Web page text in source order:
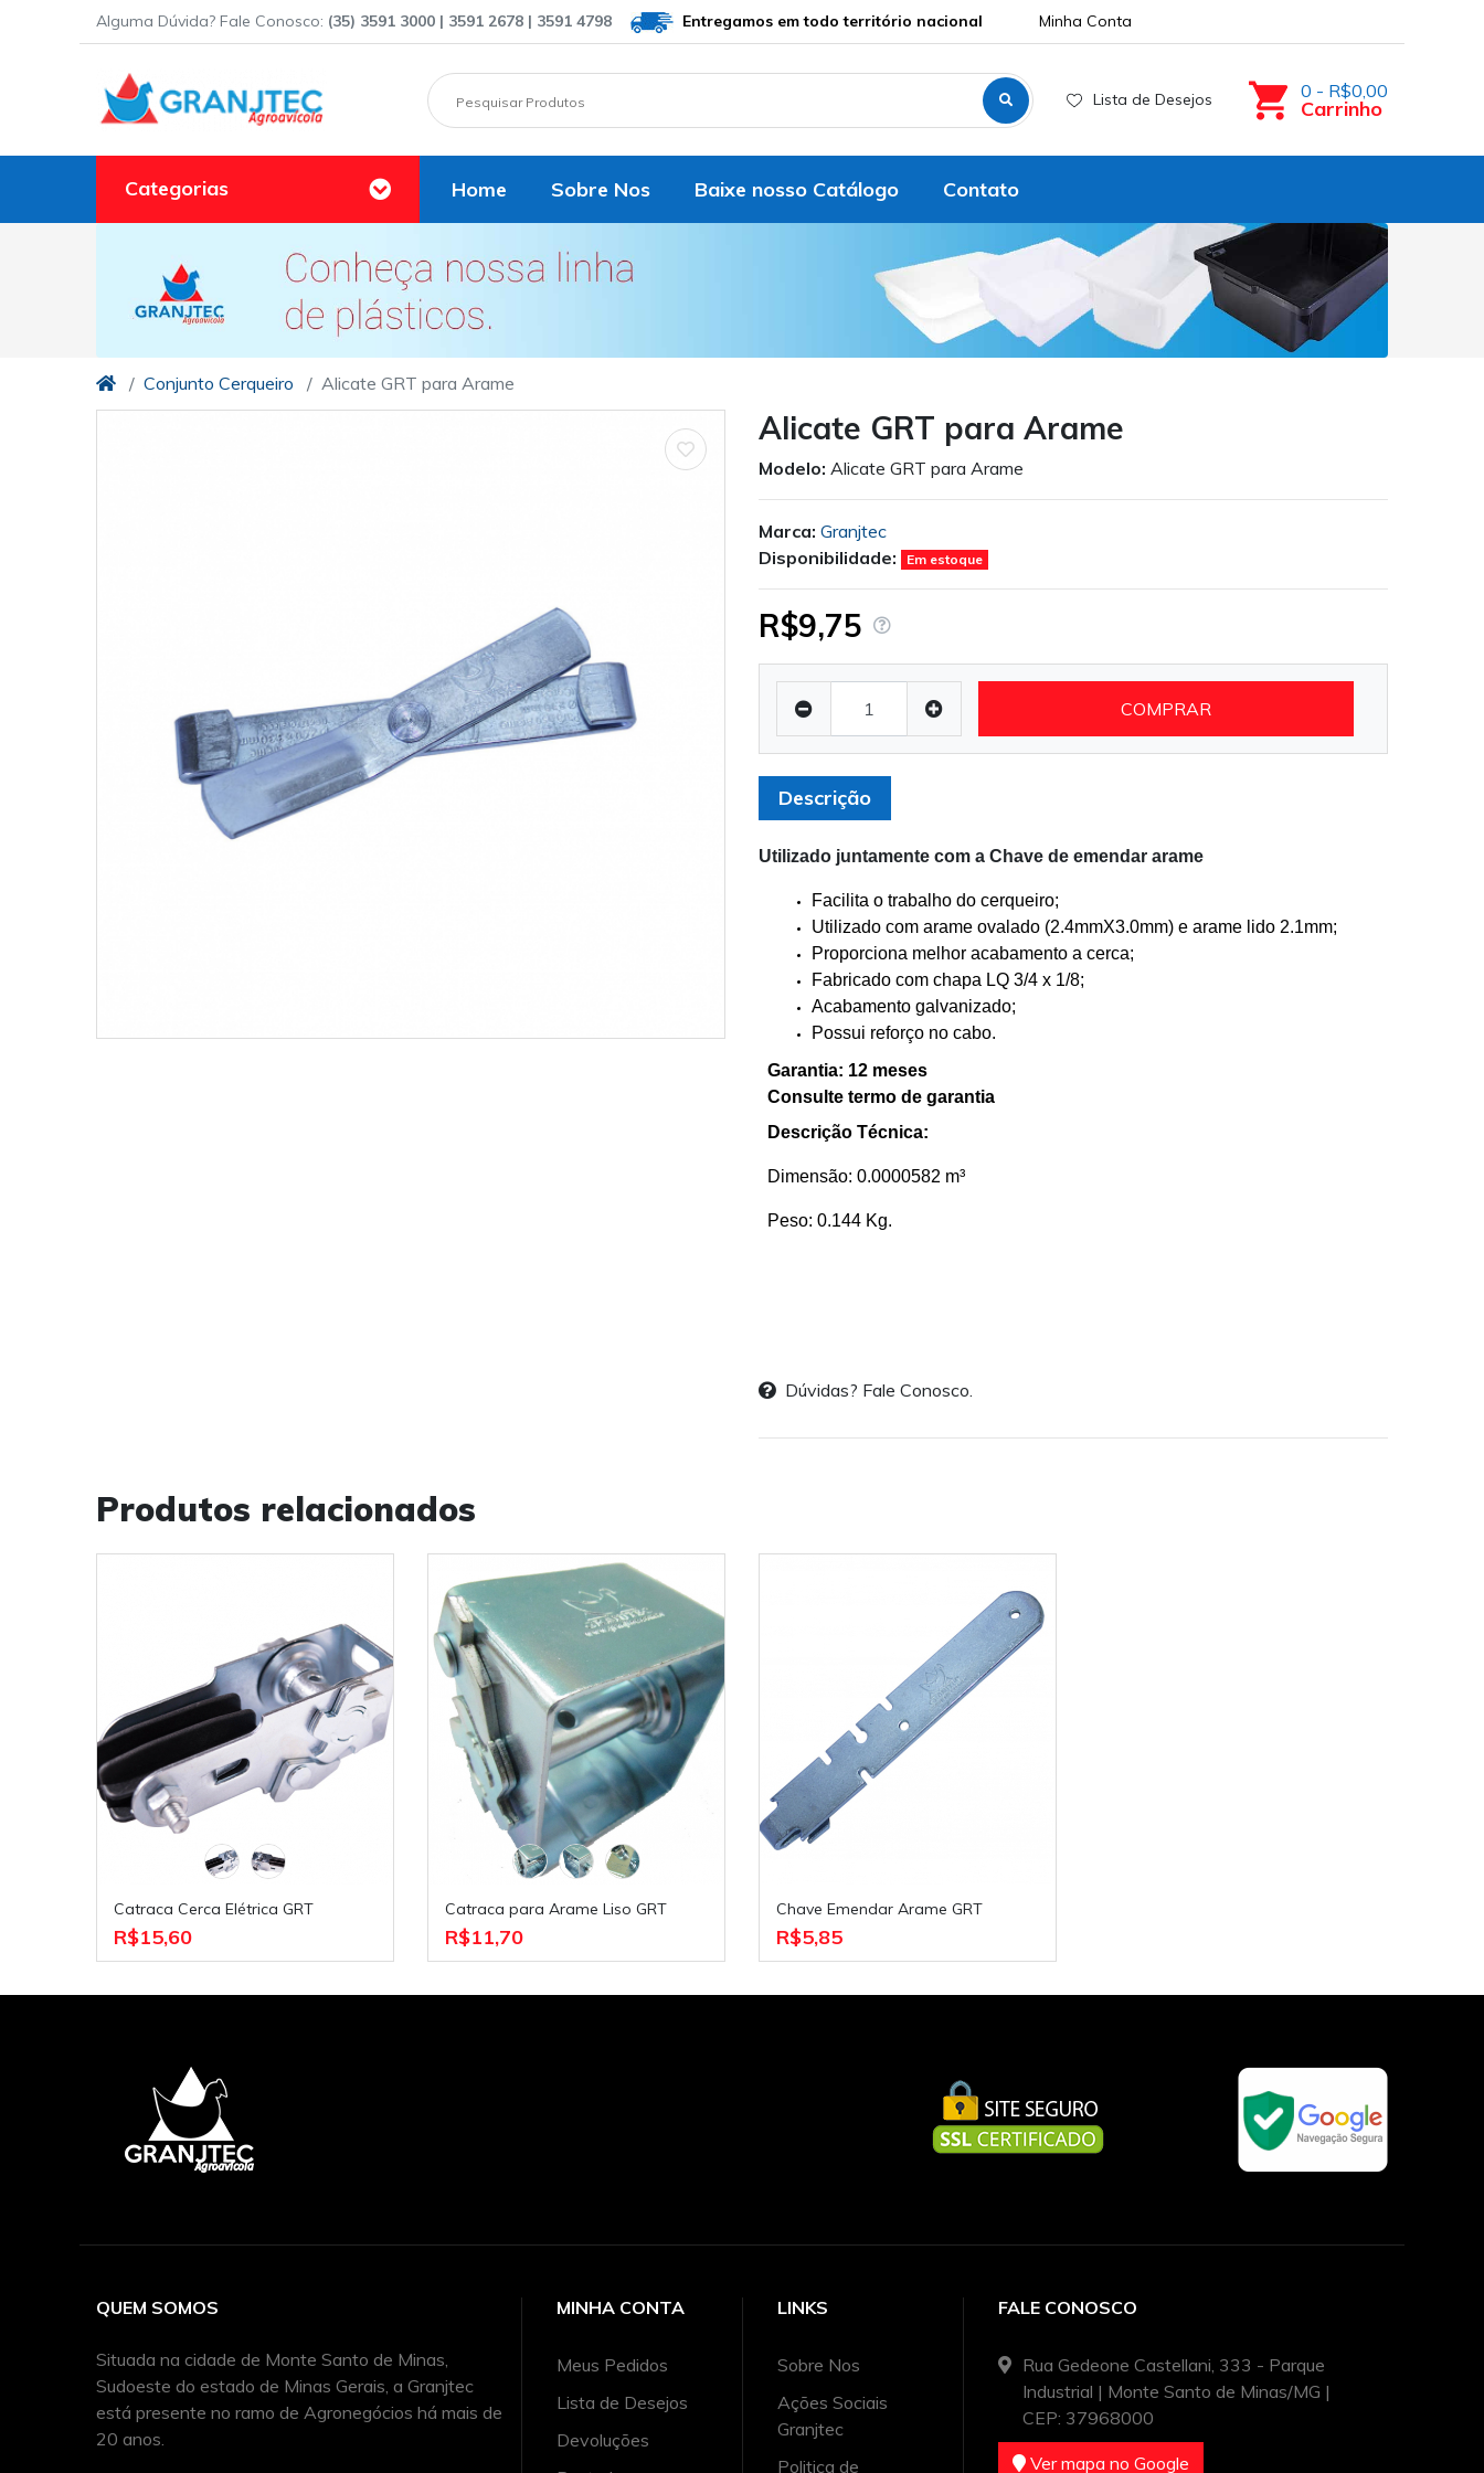
Alguma Dúvida? Fale Conosco: (35) 3591 3000 | 3591 2678 | 3591 4798 Entregamos em todo território nacional Minha Conta
Lista de Desejos Carrinho
0 - R$0,00
Categorias Home Sobre Nos Baixe nosso Catálogo Contato
Conjunto Cerqueiro Alicate GRT para Arame
Alicate GRT para Arame
Modelo: Alicate GRT para Arame
Descrição
Utilizado juntamente com a Chave de emendar arame
Facilita o trabalho do cerqueiro;
Utilizado com arame ovalado (2.4mmX3.0mm) e arame lido 2.1mm;
Proporciona melhor acabamento a cerca;
Fabricado com chapa LQ 3/4 x 1/8;
Acabamento galvanizado;
Possui reforço no cabo.
Garantia: 12 meses
Consulte termo de garantia
Descrição Técnica:
Dimensão: 0.0000582 m³
Peso: 0.144 Kg.
Marca: Granjtec
Disponibilidade:
Em estoque
R$9,75
COMPRAR
Dúvidas? Fale Conosco.
Produtos relacionados
Catraca Cerca Elétrica GRT
R$15,60
Catraca para Arame Liso GRT
R$11,70
Chave Emendar Arame GRT
R$5,85
QUEM SOMOS
Situada na cidade de Monte Santo de Minas,
Sudoeste do estado de Minas Gerais, a Granjtec
está presente no ramo de Agronegócios há mais de
20 anos.
MINHA CONTA
Meus Pedidos
Lista de Desejos
Devoluções
LINKS
Sobre Nos
Ações Sociais
Granjtec
Politica de
FALE CONOSCO
Rua Gedeone Castellani, 333 - Parque
Industrial | Monte Santo de Minas/MG |
CEP: 37968000
Ver mapa no Google